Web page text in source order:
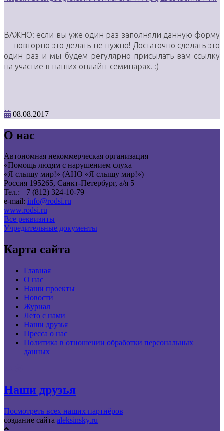
ВАЖНО: если вы уже один раз заполняли данную форму
— повторно это делать не нужно! Достаточно сделать это
один раз и мы будем регулярно присылать вам ссылку
на участие в наших онлайн-семинарах. :)
08.08.2017
О нас
Автономная некоммерческая организация
«Помощь людям с нарушением слуха
«Я слышу мир!» (АНО «Я слышу мир!»)
Россия 195265, Санкт-Петербург, а/я 5
Тел.: +7 (812) 324-10-79
e-mail: info@rodsi.ru
www.rodsi.ru
Все реквизиты
Учредительные документы
Карта сайта
Главная
О нас
Наши проекты
Новости
Журнал
Лето с нами
Наши друзья
Пресса о нас
Политика в отношении обработки персональных
данных
Наши друзья
Посмотреть всех наших партнёров
создание сайта aleksinsky.ru